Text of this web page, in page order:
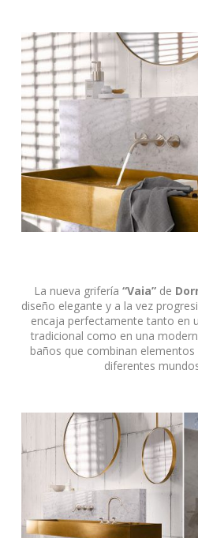
La nueva grifería“Vaia” de
diseño elegante y a la vez
encaja perfectamente tanto en
tradicional como en una
baños que combinan elementos
diferentes